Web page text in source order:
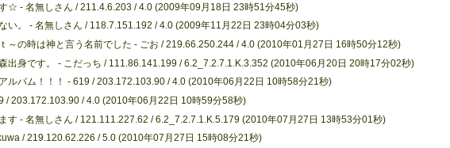
☆ - 名無しさん / 211.4.6.203 / 4.0 (2009年09月18日 23時51分45秒)
い。 - 名無しさん / 118.7.151.192 / 4.0 (2009年11月22日 23時04分03秒)
～の時は神と言う名前でした - ごお / 219.66.250.244 / 4.0 (2010年01月27日 16時50分12秒)
出身です。 - こだっち / 111.86.141.199 / 6.2_7.2.7.1.K.3.352 (2010年06月20日 20時17分02秒)
ルバム！！！ - 619 / 203.172.103.90 / 4.0 (2010年06月22日 10時58分21秒)
/ 203.172.103.90 / 4.0 (2010年06月22日 10時59分58秒)
す - 名無しさん / 121.111.227.62 / 6.2_7.2.7.1.K.5.179 (2010年07月27日 13時53分01秒)
/ 219.120.62.226 / 5.0 (2010年07月27日 15時08分21秒)